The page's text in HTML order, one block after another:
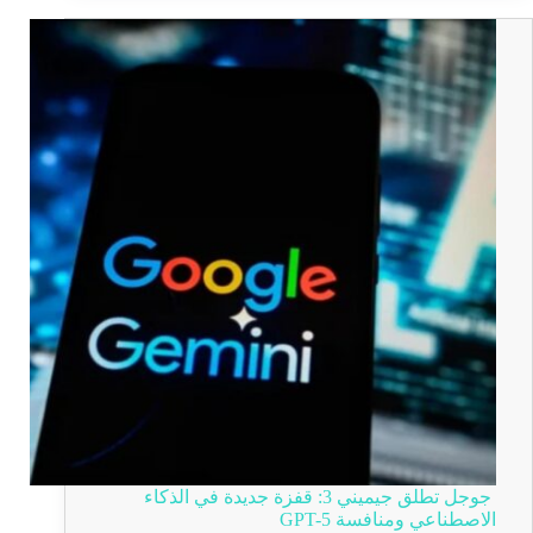
جوجل تطلق جيميني 3: قفزة جديدة في الذكاء
الاصطناعي ومنافسة GPT-5